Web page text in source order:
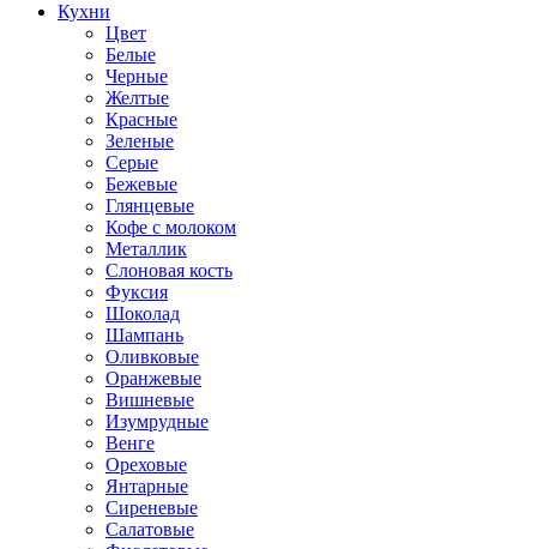
Кухни
Цвет
Белые
Черные
Желтые
Красные
Зеленые
Серые
Бежевые
Глянцевые
Кофе с молоком
Металлик
Слоновая кость
Фуксия
Шоколад
Шампань
Оливковые
Оранжевые
Вишневые
Изумрудные
Венге
Ореховые
Янтарные
Сиреневые
Салатовые